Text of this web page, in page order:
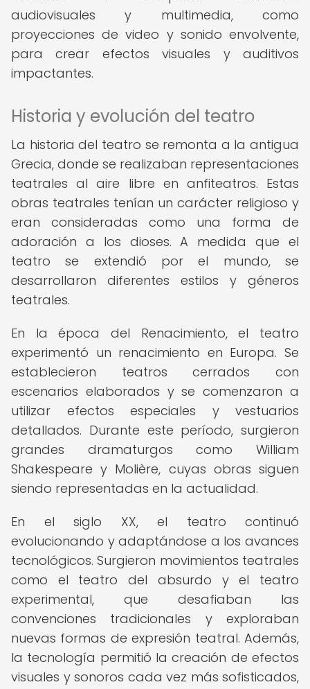
audiovisuales y multimedia, como
proyecciones de video y sonido envolvente,
para crear efectos visuales y auditivos
impactantes.
Historia y evolución del teatro
La historia del teatro se remonta a la antigua
Grecia, donde se realizaban representaciones
teatrales al aire libre en anfiteatros. Estas
obras teatrales tenían un carácter religioso y
eran consideradas como una forma de
adoración a los dioses. A medida que el
teatro se extendió por el mundo, se
desarrollaron diferentes estilos y géneros
teatrales.
En la época del Renacimiento, el teatro
experimentó un renacimiento en Europa. Se
establecieron teatros cerrados con
escenarios elaborados y se comenzaron a
utilizar efectos especiales y vestuarios
detallados. Durante este período, surgieron
grandes dramaturgos como William
Shakespeare y Molière, cuyas obras siguen
siendo representadas en la actualidad.
En el siglo XX, el teatro continuó
evolucionando y adaptándose a los avances
tecnológicos. Surgieron movimientos teatrales
como el teatro del absurdo y el teatro
experimental, que desafiaban las
convenciones tradicionales y exploraban
nuevas formas de expresión teatral. Además,
la tecnología permitió la creación de efectos
visuales y sonoros cada vez más sofisticados,